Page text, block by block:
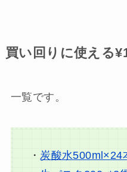
買い回りに使える
一覧です。
・炭酸水500ml×24